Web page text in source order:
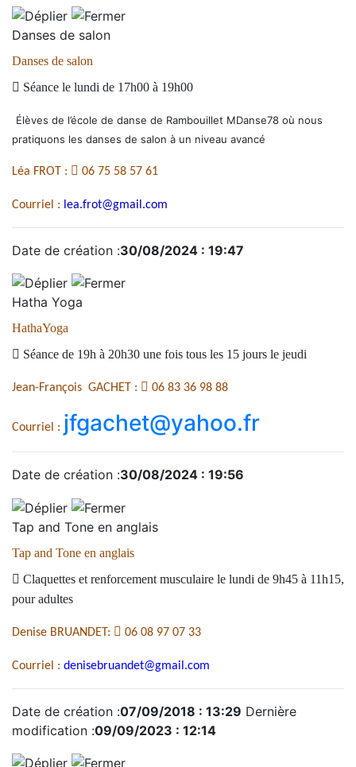
Danses de salon
Danses de salon
 Séance le lundi de 17h00 à 19h00
Élèves de l’école de danse de Rambouillet MDanse78 où nous
pratiquons les danses de salon à un niveau avancé
Léa FROT :  06 75 58 57 61
Courriel : lea.frot@gmail.com
Date de création :30/08/2024 : 19:47
Hatha Yoga
HathaYoga
 Séance de 19h à 20h30 une fois tous les 15 jours le jeudi
Jean-François GACHET :  06 83 36 98 88
Courriel : jfgachet@yahoo.fr
Date de création :30/08/2024 : 19:56
Tap and Tone en anglais
Tap and Tone en anglais
 Claquettes et renforcement musculaire le lundi de 9h45 à 11h15,
pour adultes
Denise BRUANDET:  06 08 97 07 33
Courriel : denisebruandet@gmail.com
Date de création :07/09/2018 : 13:29 Dernière
modification :09/09/2023 : 12:14